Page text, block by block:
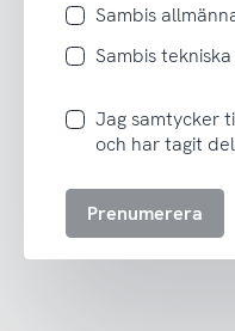
Sambis
Sambis
Jag
samtycker
att
Jag samtycker
och har tagit
Prenumerera